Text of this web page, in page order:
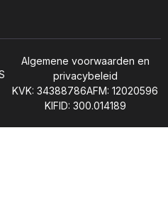
Algemene voorwaarden en
privacybeleid
KVK: 34388786AFM: 12020596
KIFID: 300.014189